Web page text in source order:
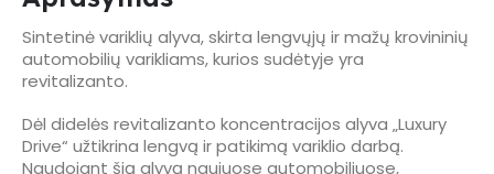
Sintetinė variklių alyva, skirta lengvųjų ir mažų krovininių
automobilių varikliams, kurios sudėtyje yra
revitalizanto.
Dėl didelės revitalizanto koncentracijos alyva „Luxury
Drive“ užtikrina lengvą ir patikimą variklio darbą.
Naudojant šią alyvą naujuose automobiliuose,